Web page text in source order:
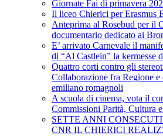
Giornate Fai di primavera
Il liceo Chierici per Erasmus
Anteprima al Rosebud per il
documentario dedicato ai
E’ arrivato Carnevale il
di “Al Castlein” la kermesse
Quattro corti contro gli
Collaborazione fra Regione
emiliano romagnoli
A scuola di cinema, vota il
Commissioni Parità, Cultura
SETTE ANNI
CNR IL CHIERICI